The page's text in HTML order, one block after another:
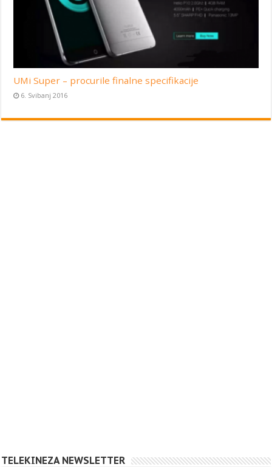
UMi Super – procurile finalne specifikacije
6. Svibanj 2016
TELEKINEZA NEWSLETTER